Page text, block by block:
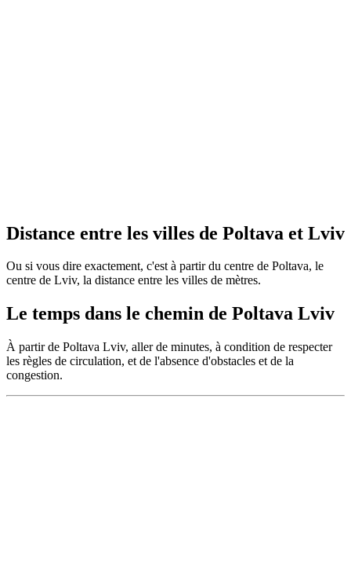
Distance entre les villes de Poltava et Lviv
Ou si vous dire exactement, c'est à partir du centre de Poltava, le
centre de Lviv, la distance entre les villes de mètres.
Le temps dans le chemin de Poltava Lviv
À partir de Poltava Lviv, aller de minutes, à condition de respecter
les règles de circulation, et de l'absence d'obstacles et de la
congestion.